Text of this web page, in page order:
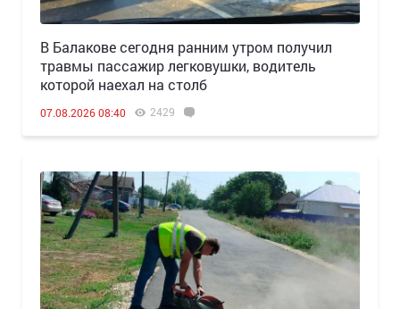
В Балакове сегодня ранним утром получил
травмы пассажир легковушки, водитель
которой наехал на столб
07.08.2026 08:40 2429